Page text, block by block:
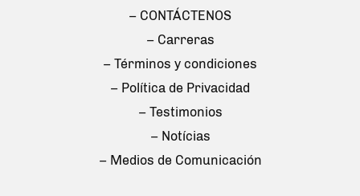
– CONTÁCTENOS
– Carreras
– Términos y condiciones
– Política de Privacidad
– Testimonios
– Notícias
– Medios de Comunicación